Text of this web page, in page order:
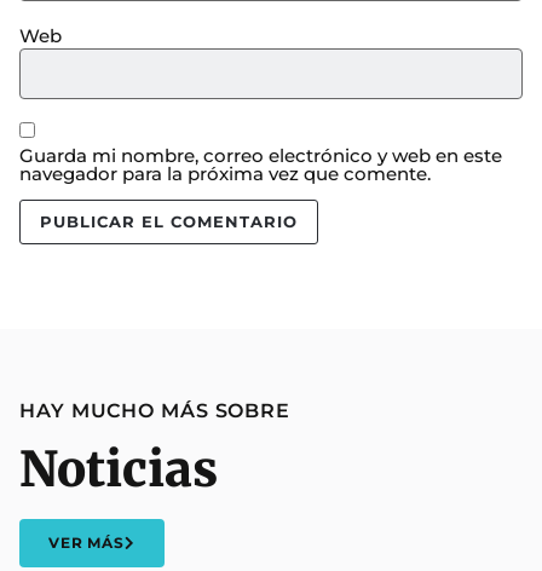
Web
Guarda mi nombre, correo electrónico y web en este
navegador para la próxima vez que comente.
HAY MUCHO MÁS SOBRE
Noticias
VER MÁS